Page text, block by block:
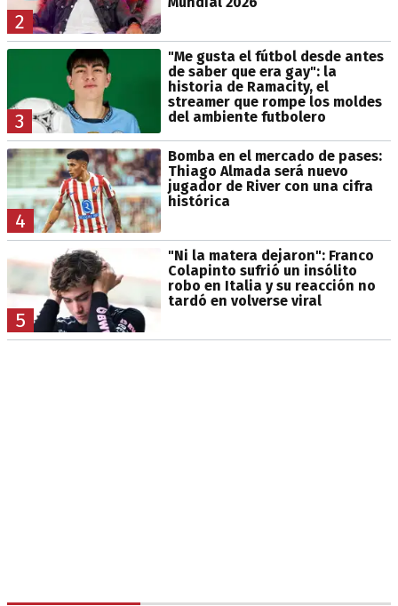
2
3
"Me gusta el fútbol desde antes
de saber que era gay": la
historia de Ramacity, el
streamer que rompe los moldes
del ambiente futbolero
4
Bomba en el mercado de pases:
Thiago Almada será nuevo
jugador de River con una cifra
histórica
5
"Ni la matera dejaron": Franco
Colapinto sufrió un insólito
robo en Italia y su reacción no
tardó en volverse viral